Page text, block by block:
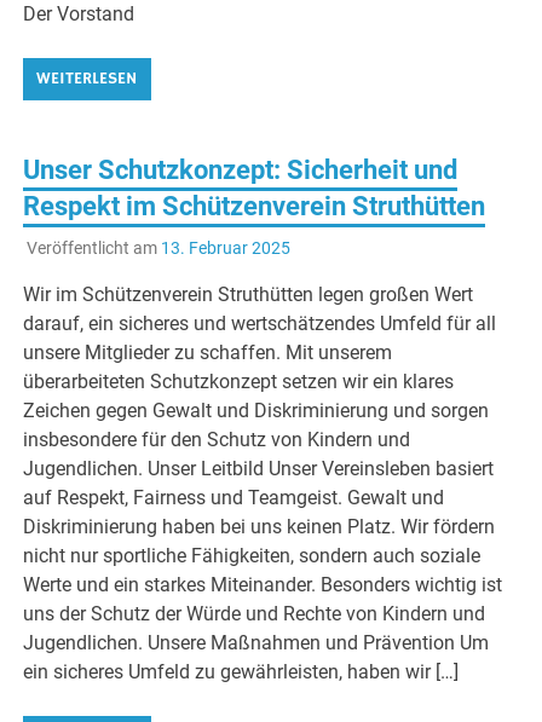
Der Vorstand
WEITERLESEN
Unser Schutzkonzept: Sicherheit und
Respekt im Schützenverein Struthütten
Veröffentlicht am 13. Februar 2025
Wir im Schützenverein Struthütten legen großen Wert
darauf, ein sicheres und wertschätzendes Umfeld für all
unsere Mitglieder zu schaffen. Mit unserem
überarbeiteten Schutzkonzept setzen wir ein klares
Zeichen gegen Gewalt und Diskriminierung und sorgen
insbesondere für den Schutz von Kindern und
Jugendlichen. Unser Leitbild Unser Vereinsleben basiert
auf Respekt, Fairness und Teamgeist. Gewalt und
Diskriminierung haben bei uns keinen Platz. Wir fördern
nicht nur sportliche Fähigkeiten, sondern auch soziale
Werte und ein starkes Miteinander. Besonders wichtig ist
uns der Schutz der Würde und Rechte von Kindern und
Jugendlichen. Unsere Maßnahmen und Prävention Um
ein sicheres Umfeld zu gewährleisten, haben wir […]